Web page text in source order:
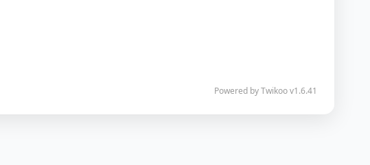
Powered byTwikoov1.6.41